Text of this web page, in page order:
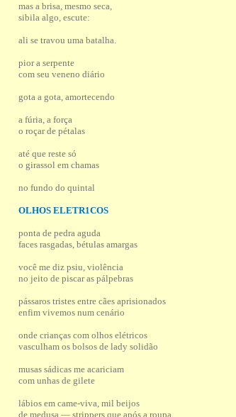
mas a brisa, mesmo seca,
sibila algo, escute:
ali se travou uma batalha.
pior a serpente
com seu veneno diário
gota a gota, amortecendo
a fúria, a força
o roçar de pétalas
até que reste só
o girassol em chamas
no fundo do quintal
OLHOS ELETR1COS
ponta de pedra aguda
faces rasgadas, bétulas amargas
você me diz psiu, violência
no jeito de piscar as pálpebras
pássaros tristes entre cães aprisionados
enfim vivemos num cenário
onde crianças com olhos elétricos
vasculham os bolsos de lady solidão
musas sádicas me acariciam
com unhas de gilete
lábios em came-viva, mil beijos
de medusa — strippers que após a roupa